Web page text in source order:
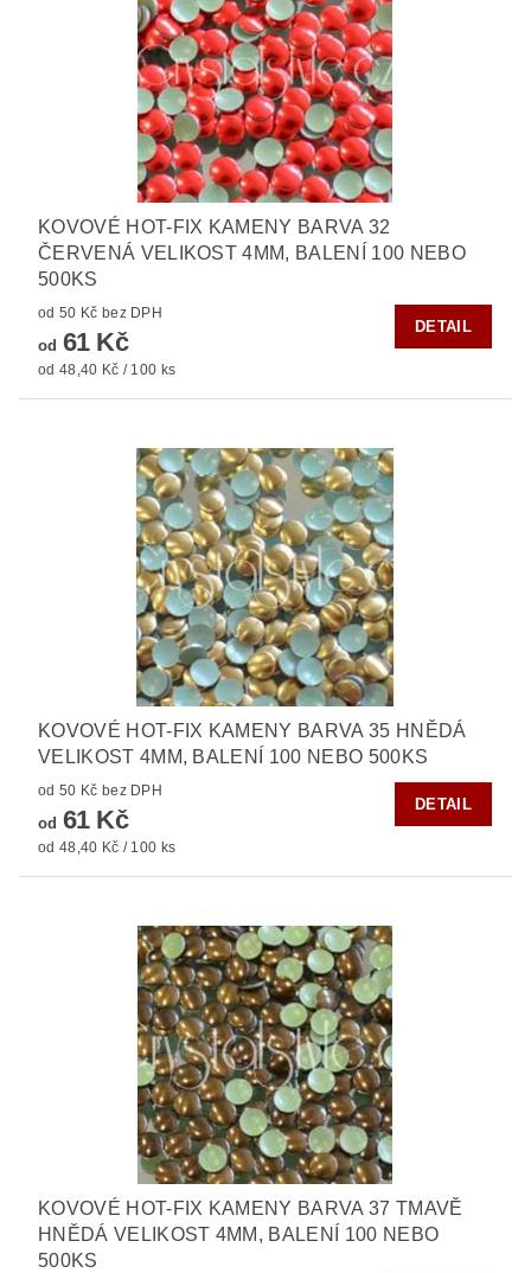
KOVOVÉ HOT-FIX KAMENY BARVA 32
ČERVENÁ VELIKOST 4MM, BALENÍ 100 NEBO
500KS
od 50 Kč bez DPH
od 61 Kč
od 48,40 Kč / 100 ks
DETAIL
KOVOVÉ HOT-FIX KAMENY BARVA 35 HNĚDÁ
VELIKOST 4MM, BALENÍ 100 NEBO 500KS
od 50 Kč bez DPH
od 61 Kč
od 48,40 Kč / 100 ks
DETAIL
KOVOVÉ HOT-FIX KAMENY BARVA 37 TMAVĚ
HNĚDÁ VELIKOST 4MM, BALENÍ 100 NEBO
500KS